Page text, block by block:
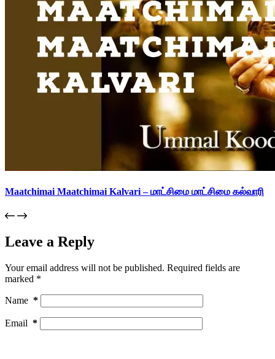
Maatchimai Maatchimai Kalvari – மாட்சிமை மாட்சிமை கல்வாரி
Leave a Reply
Your email address will not be published. Required fields are
marked *
Name *
Email *